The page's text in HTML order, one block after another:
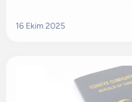
16 Ekim 2025